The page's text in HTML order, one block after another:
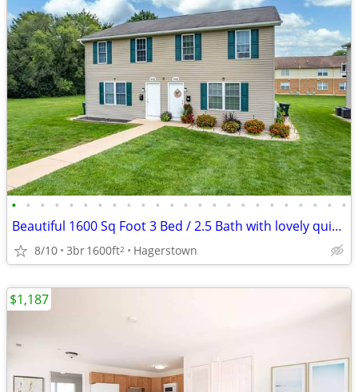
• • • • • • • • • • • • • • • • • • • • • • • •
Beautiful 1600 Sq Foot 3 Bed / 2.5 Bath with lovely quiet surroundings
8/10 3br1600ft2 Hagerstown
$1,187